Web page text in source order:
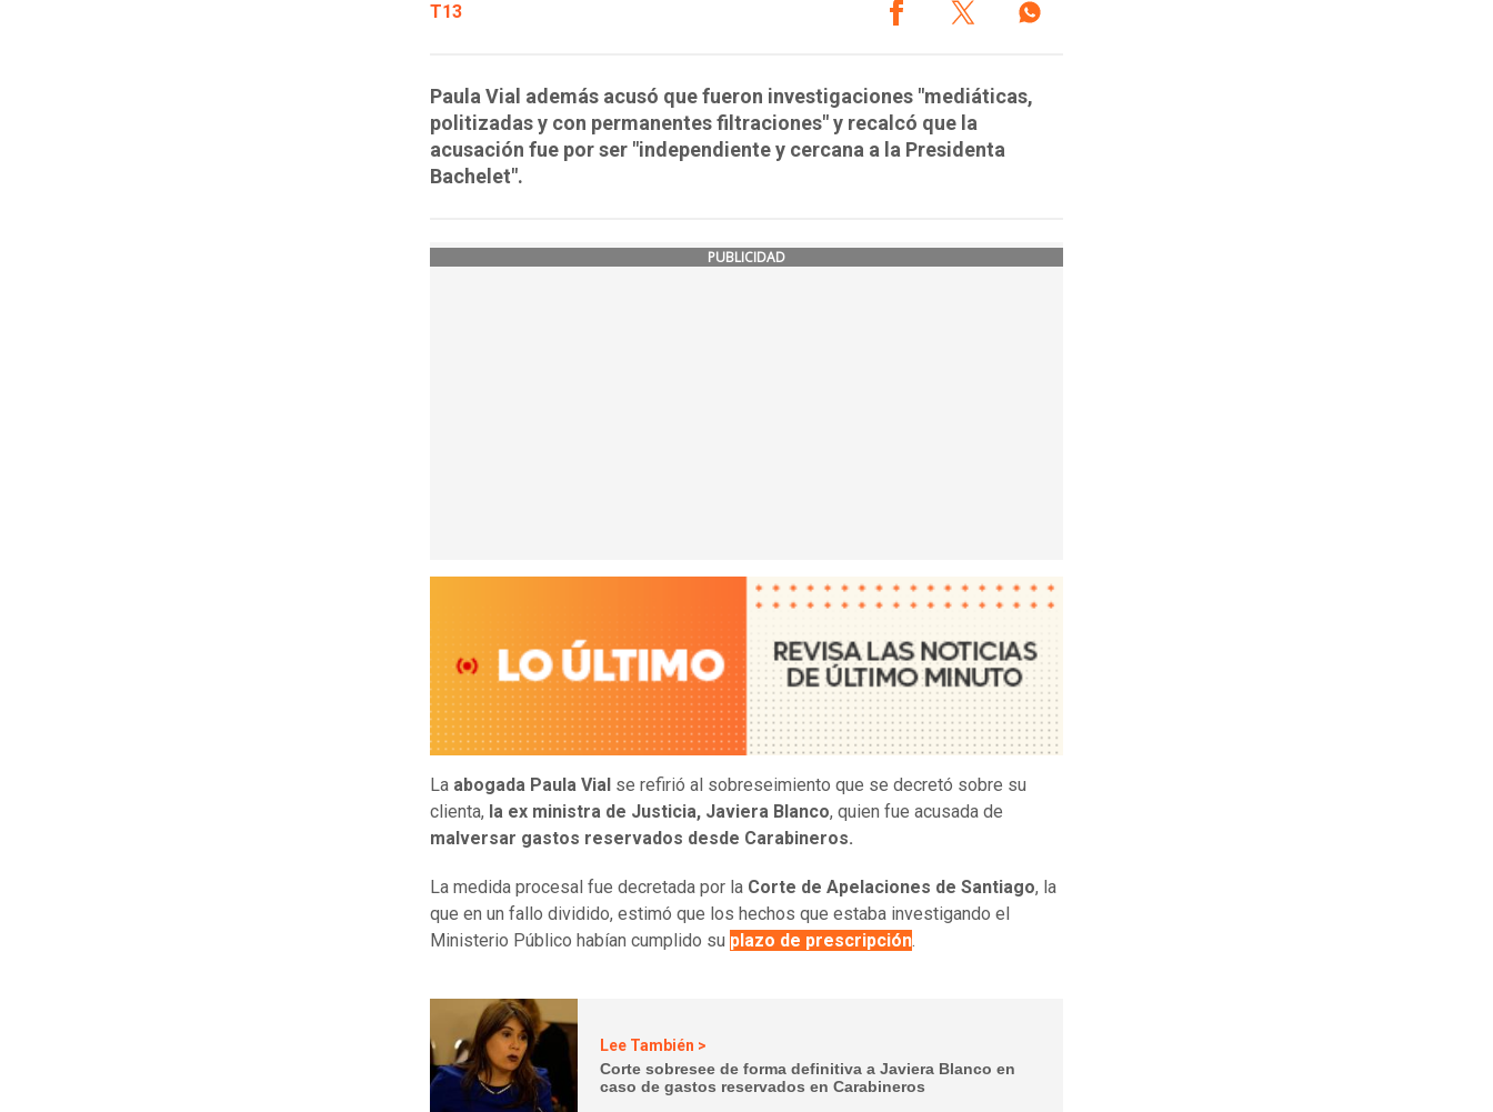
T13
Paula Vial además acusó que fueron investigaciones "mediáticas,
politizadas y con permanentes filtraciones" y recalcó que la
acusación fue por ser "independiente y cercana a la Presidenta
Bachelet".
PUBLICIDAD
La abogada Paula Vial se refirió al sobreseimiento que se decretó sobre su
clienta, la ex ministra de Justicia, Javiera Blanco, quien fue acusada de
malversar gastos reservados desde Carabineros.
La medida procesal fue decretada por la Corte de Apelaciones de Santiago, la
que en un fallo dividido, estimó que los hechos que estaba investigando el
Ministerio Público habían cumplido su plazo de prescripción.
Lee También >
Corte sobresee de forma definitiva a Javiera Blanco en
caso de gastos reservados en Carabineros